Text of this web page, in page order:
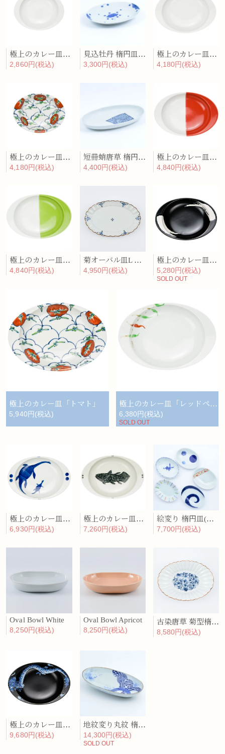
極上のカレー皿「白磁（ミニ）」
2,860円(税込)
見込牡丹 楕円皿(中)
3,300円(税込)
極上のカレー皿「白磁」
4,180円(税込)
極上のカレー皿「トマト（ミニ）」
4,180円(税込)
短冊蛸唐草 楕円深皿(中)
4,400円(税込)
極上のカレー皿「パプリカ」
4,840円(税込)
極上のカレー皿「キウイ」
4,840円(税込)
菊オーバル皿L 錆李朝リーヴス
4,950円(税込)
極上のカレー皿「黒潮」
5,280円(税込)
SOLD OUT
極上のカレー皿「トマト」
5,940円(税込)
極上のカレー皿「レッドペッパー」
6,380円(税込)
SOLD OUT
極上のカレー皿「プレシオサウルス」
6,930円(税込)
極上のカレー皿「シーラカンス」
7,260円(税込)
絵変り 楕円皿(小)揃
7,700円(税込)
Oval Bowl White
8,250円(税込)
Oval Bowl Apricot
8,250円(税込)
古染唐草 菊型楕円鉢
8,580円(税込)
極上のカレー皿「皇帝龍」
9,680円(税込)
地紋変り丸紋 楕円深鉢
14,300円(税込)
SOLD OUT